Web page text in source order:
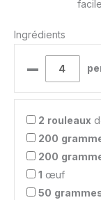
facile
Ingrédients
–
2 rouleaux
200
200
1 œuf
50